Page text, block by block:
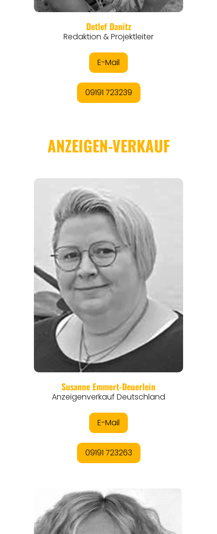
REGIONEN
ORTE
EVENTS
REISEFÜHRER
REISEMAGAZINE
THEMEN
ANGEBOTE